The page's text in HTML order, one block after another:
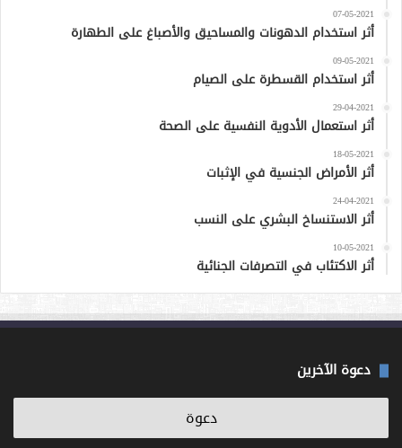
07-05-2021
أثر استخدام الدهونات والمساحيق والأصباغ على الطهارة
09-05-2021
أثر استخدام القسطرة على الصيام
29-04-2021
أثر استعمال الأدوية النفسية على الصحة
18-05-2021
أثر الأمراض الجنسية في الإثبات
24-04-2021
أثر الاستنساخ البشري على النسب
10-05-2021
أثر الاكتئاب في التصرفات الجنائية
دعوة الآخرين